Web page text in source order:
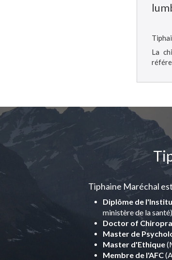
La
Tiphaine Maréchal
Diplôme de
ministère de la santé)
Doctor of
Master de
Master d'Ethique
Membre de l'AFC